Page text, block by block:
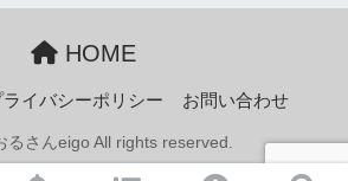
HOME
ライバシーポリシー お問い合わせ
るさんeigo All rights reserved.